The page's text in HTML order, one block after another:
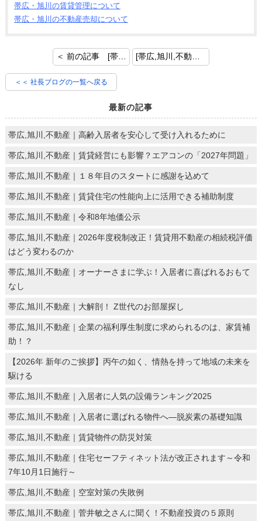
帯広・旭川の賃貸管理について
帯広・旭川の不動産売却について
＜ 前の記事 [帯広,旭川,不動産｜令和3年地価公示の結果及び動向について]
＜＜ 社長ブログの一覧へ戻る
最新の記事
帯広,旭川,不動産｜高齢入居者を安心して受け入れるために
帯広,旭川,不動産｜賃貸経営にも影響？エアコンの「2027年問題」
帯広,旭川,不動産｜１８年目のスタートに感謝を込めて
帯広,旭川,不動産｜賃貸住宅の性能向上に活用できる補助制度
帯広,旭川,不動産｜令和8年地価公示
帯広,旭川,不動産｜2026年度税制改正！賃貸用不動産の相続税評価
はどう変わるのか
帯広,旭川,不動産｜オーナーさまに学ぶ！入居者に喜ばれるおもて
なし
帯広,旭川,不動産｜大解剖！ Z世代のお部屋探し
帯広,旭川,不動産｜企業の福利厚生制度に求められるのは、家賃補
助！？
【2026年 新年のご挨拶】丙午の如く、情熱を持って地域の未来を
駆ける
帯広,旭川,不動産｜入居者に人気の設備ランキング2025
帯広,旭川,不動産｜入居者に選ばれる物件へ―脱炭素の基礎知識
帯広,旭川,不動産｜賃貸物件の防災対策
帯広,旭川,不動産｜住宅セーフティネット法が改正されます～令和
7年10月1日施行～
帯広,旭川,不動産｜空室対策の失敗例
帯広,旭川,不動産｜菅井敏之さんに聞く！不動産投資の５原則